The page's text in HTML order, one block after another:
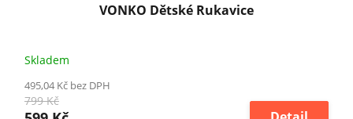
VONKO Dětské Rukavice
Skladem
495,04 Kč bez DPH
799 Kč